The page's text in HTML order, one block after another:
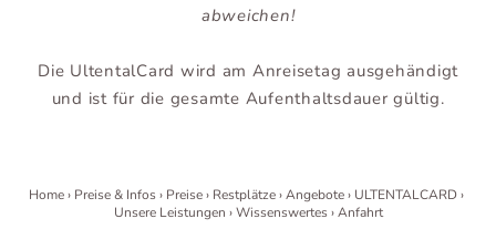
abweichen!
Die UltentalCard wird am Anreisetag ausgehändigt
und ist für die gesamte Aufenthaltsdauer gültig.
Home Preise & Infos Preise Restplätze Angebote
ULTENTALCARD
Unsere Leistungen
Wissenswertes Anfahrt